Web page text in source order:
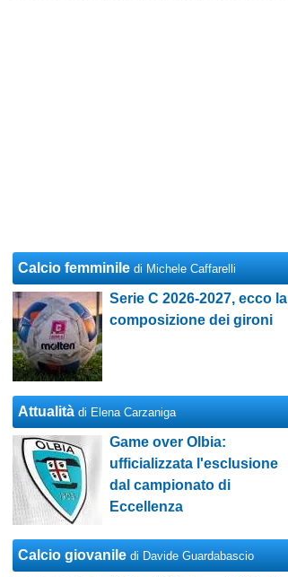
Calcio femminile di Michele Caffarelli
Serie C 2026-2027, ecco la
composizione dei gironi
Attualità di Elena Carzaniga
Game over Olbia:
ufficializzata l'esclusione
dal campionato di
Eccellenza
Calcio giovanile di Davide Guardabascio